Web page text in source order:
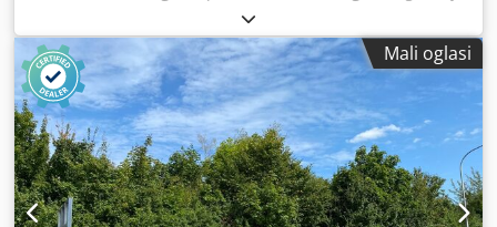
zrak
17,5, boja:drugo, vrsta prijenosa:drugo, veličina prednje
gume:235 / 75 R 17,5, veličina stražnje gume: 235 / 75 R
17,5, vozačeva kabina:drugo , emisijska klasa:
gorivo:biodizel, Oprema:ABS, komprimirani zračni
kočioni sustav,
Mali oglasi